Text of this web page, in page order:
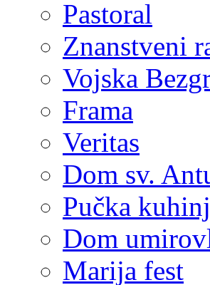
Pastoral
Znanstveni
Vojska
Frama
Veritas
Dom sv.
Pučka
Dom
Marija fest